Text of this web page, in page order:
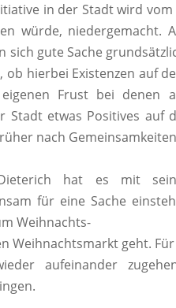
in der Stadt wird vom
würde, niedergemacht.
sich gute Sache
hierbei Existenzen auf
Frust bei denen
etwas Positives auf
nach
hat es mit
für eine Sache
Weihnachts-
Weihnachtsmarkt geht.
aufeinander